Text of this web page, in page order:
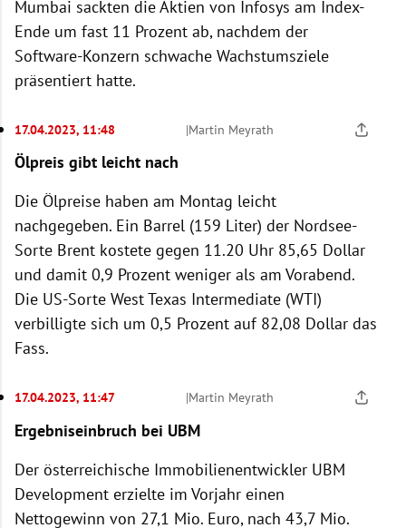
Mumbai sackten die Aktien von Infosys am Index-
Ende um fast 11 Prozent ab, nachdem der
Software-Konzern schwache Wachstumsziele
präsentiert hatte.
17.04.2023, 11:48 |Martin Meyrath
Ölpreis gibt leicht nach
Die Ölpreise haben am Montag leicht
nachgegeben. Ein Barrel (159 Liter) der Nordsee-
Sorte Brent kostete gegen 11.20 Uhr 85,65 Dollar
und damit 0,9 Prozent weniger als am Vorabend.
Die US-Sorte West Texas Intermediate (WTI)
verbilligte sich um 0,5 Prozent auf 82,08 Dollar das
Fass.
17.04.2023, 11:47 |Martin Meyrath
Ergebniseinbruch bei UBM
Der österreichische Immobilienentwickler UBM
Development erzielte im Vorjahr einen
Nettogewinn von 27,1 Mio. Euro, nach 43,7 Mio.